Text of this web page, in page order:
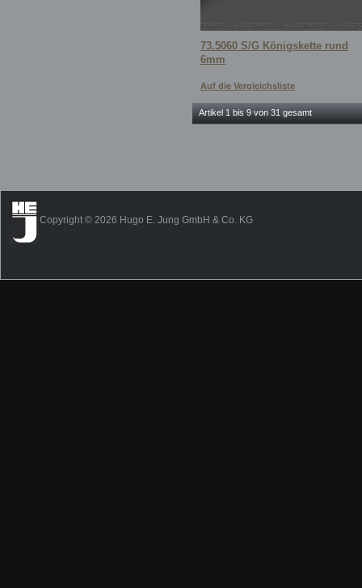
73.5060 S/G Königskette rund
6mm
Auf die Vergleichsliste
Artikel 1 bis 9 von 31 gesamt
Copyright © 2026 Hugo E. Jung GmbH & Co. KG